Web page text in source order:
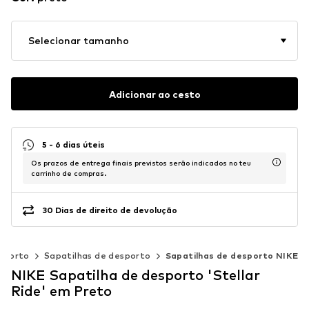
Selecionar tamanho
Adicionar ao cesto
5 - 6 dias úteis
Os prazos de entrega finais previstos serão indicados no teu
carrinho de compras.
30 Dias de direito de devolução
Sapatilhas de desporto Sapatilhas de desporto NIKE
NIKE Sapatilha de desporto 'Stellar
Ride' em Preto